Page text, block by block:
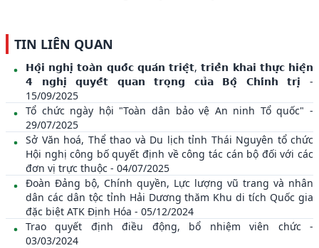
TIN LIÊN QUAN
𝗛𝗼̣̂𝗶 𝗻𝗴𝗵𝗶̣ 𝘁𝗼𝗮̀𝗻 𝗾𝘂𝗼̂́𝗰 𝗾𝘂𝗮́𝗻 𝘁𝗿𝗶𝗲̣̂𝘁, 𝘁𝗿𝗶𝗲̂̉𝗻 𝗸𝗵𝗮𝗶 𝘁𝗵𝘂̛̣𝗰 𝗵𝗶𝗲̣̂𝗻
𝟰 𝗻𝗴𝗵𝗶̣ 𝗾𝘂𝘆𝗲̂́𝘁 𝗾𝘂𝗮𝗻 𝘁𝗿𝗼̣𝗻𝗴 𝗰𝘂̉𝗮 𝗕𝗼̣̂ 𝗖𝗵𝗶́𝗻𝗵 𝘁𝗿𝗶̣ -
15/09/2025
Tổ chức ngày hội "Toàn dân bảo vệ An ninh Tổ quốc" -
29/07/2025
Sở Văn hoá, Thể thao và Du lịch tỉnh Thái Nguyên tổ chức
Hội nghị công bố quyết định về công tác cán bộ đối với các
đơn vị trực thuộc - 04/07/2025
Đoàn Đảng bộ, Chính quyền, Lực lượng vũ trang và nhân
dân các dân tộc tỉnh Hải Dương thăm Khu di tích Quốc gia
đặc biệt ATK Định Hóa - 05/12/2024
Trao quyết định điều động, bổ nhiệm viên chức -
03/03/2024